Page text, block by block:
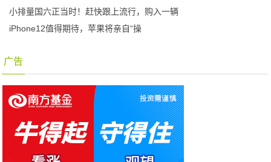
小排量国六正当时！赶快跟上流行，购入一辆
iPhone12值得期待，苹果将亲自“操
广告